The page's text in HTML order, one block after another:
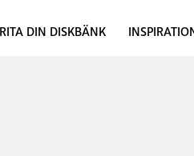
RITA DIN DISKBÄNK